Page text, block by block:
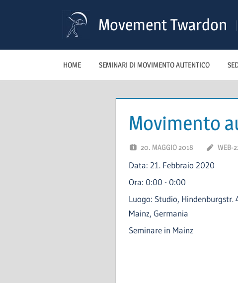
Movement Twardon
HOME SEMINARI DI MOVIMENTO AUTENTICO
Movimento
20. MAGGIO 2018 WEB-
Data: 21. Febbraio 2020
Ora: 0:00 - 0:00
Luogo: Studio, Hindenburgstr.
Mainz, Germania
Seminare in Mainz